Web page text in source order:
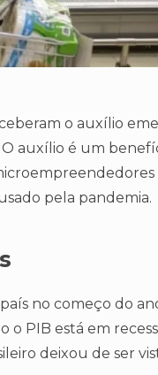
o auxílio
auxílio é um
pela pandemia.
no começo do
PIB está em
deixou de ser